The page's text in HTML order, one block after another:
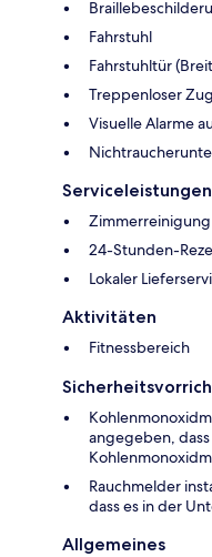
Fahrstuhl
Fahrstuhltür
Treppenloser
Visuelle Alarme
24-Stunden-
Lokaler
Aktivitäten
Fitnessbereich
angegeben,
Rauchmelder
dass es in der
Allgemeines